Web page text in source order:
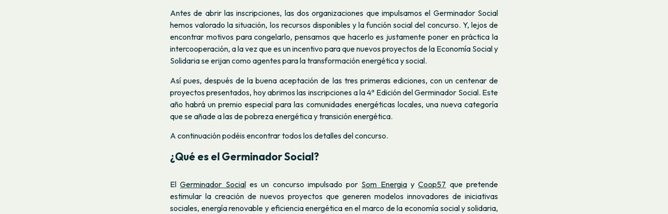
Antes de abrir las inscripciones, las dos organizaciones que impulsamos el Germinador Social
hemos valorado la situación, los recursos disponibles y la función social del concurso. Y, lejos de
encontrar motivos para congelarlo, pensamos que hacerlo es justamente poner en práctica la
intercooperación, a la vez que es un incentivo para que nuevos proyectos de la Economía Social y
Solidaria se erijan como agentes para la transformación energética y social.
Así pues, después de la buena aceptación de las tres primeras ediciones, con un centenar de
proyectos presentados, hoy abrimos las inscripciones a la 4ª Edición del Germinador Social. Este
año habrá un premio especial para las comunidades energéticas locales, una nueva categoría
que se añade a las de pobreza energética y transición energética.
A continuación podéis encontrar todos los detalles del concurso.
¿Qué es el Germinador Social?
ElGerminador Sociales un concurso impulsado por Som EnergiayCoop57 que pretende
estimular la creación de nuevos proyectos que generen modelos innovadores de iniciativas
sociales, energía renovable y eficiencia energética en el marco de la economía social y solidaria,